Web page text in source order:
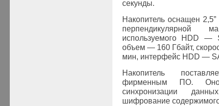
секунды.
Накопитель оснащен 2,5”
перпендикулярной
используемого
HDD —
объем — 160 Гбайт,
мин, интерфейс HDD —
Накопитель
фирменным ПО. Оно
синхронизации
шифрование